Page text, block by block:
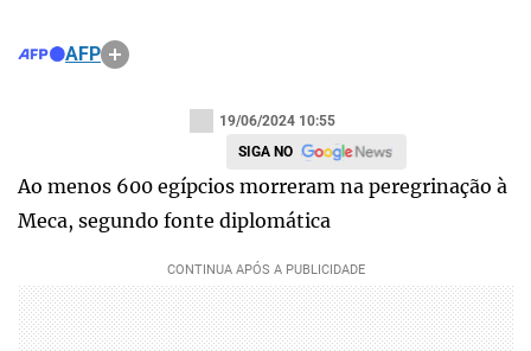
AFP
19/06/2024 10:55
SIGA NO
Ao menos 600 egípcios morreram na peregrinação à
Meca, segundo fonte diplomática